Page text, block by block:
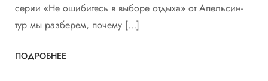
серии «Не ошибитесь в выборе отдыха» от Апельсин-
тур мы разберем, почему […]
ПОДРОБНЕЕ